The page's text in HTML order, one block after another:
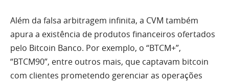
Além da falsa arbitragem infinita, a CVM também
apura a existência de produtos financeiros ofertados
pelo Bitcoin Banco. Por exemplo, o “BTCM+”,
“BTCM90”, entre outros mais, que captavam bitcoin
com clientes prometendo gerenciar as operações